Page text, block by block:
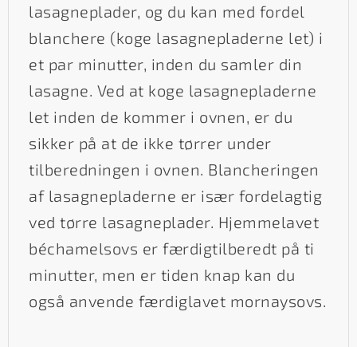
lasagneplader, og du kan med fordel
blanchere (koge lasagnepladerne let) i
et par minutter, inden du samler din
lasagne. Ved at koge lasagnepladerne
let inden de kommer i ovnen, er du
sikker på at de ikke tørrer under
tilberedningen i ovnen. Blancheringen
af lasagnepladerne er især fordelagtig
ved tørre lasagneplader. Hjemmelavet
béchamelsovs er færdigtilberedt på ti
minutter, men er tiden knap kan du
også anvende færdiglavet mornaysovs.